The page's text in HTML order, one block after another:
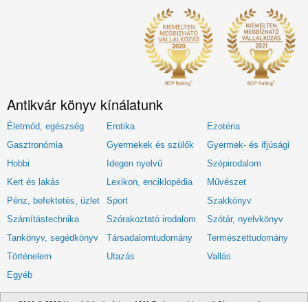
Antikvár könyv kínálatunk
Életmód, egészség Erotika
Ezotéria
Gasztronómia
Gyermekek és szülők
Gyermek- és ifjúsági
Hobbi
Idegen nyelvű
Szépirodalom
Kert és lakás
Lexikon, enciklopédia
Művészet
Pénz, befektetés, üzlet
Sport
Szakkönyv
Számítástechnika
Szórakoztató irodalom
Szótár, nyelvkönyv
Tankönyv, segédkönyv
Társadalomtudomány
Természettudomány
Történelem
Utazás
Vallás
Egyéb